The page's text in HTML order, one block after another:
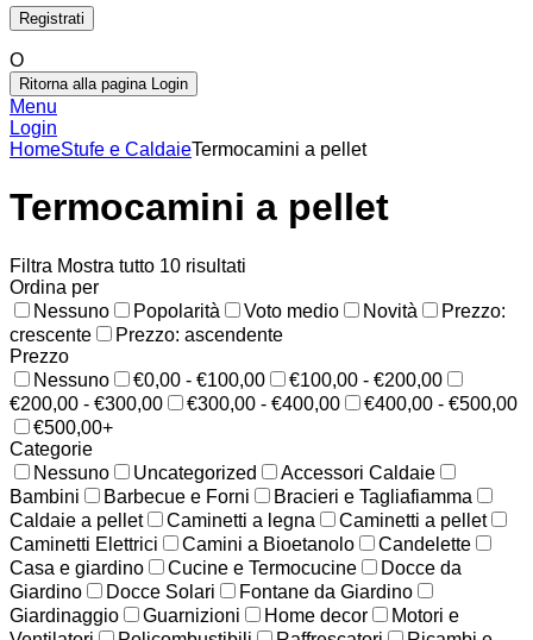
O
Ritorna alla pagina Login
Menu
Login
HomeStufe e CaldaieTermocamini a pellet
Termocamini a pellet
Filtra Mostra tutto 10 risultati
Ordina per
Nessuno
Popolarità Voto medio Novità
Prezzo:
crescente
Prezzo: ascendente
Prezzo
Nessuno
€0,00 - €100,00
€100,00 - €200,00
€200,00 - €300,00
€300,00 - €400,00
€400,00 - €500,00
€500,00+
Categorie
Nessuno
Uncategorized
Accessori Caldaie
Bambini
Barbecue e Forni
Bracieri e Tagliafiamma
Caldaie a pellet
Caminetti a legna
Caminetti a pellet
Caminetti Elettrici
Camini a Bioetanolo
Candelette
Casa e giardino
Cucine e Termocucine
Docce da
Giardino
Docce Solari
Fontane da Giardino
Giardinaggio
Guarnizioni Home decor
Motori e